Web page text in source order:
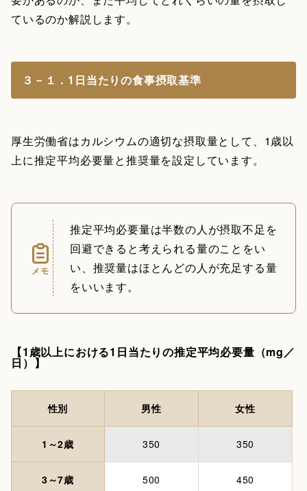
ているのか解説します。
３－１．1日当たりの食事摂取基準
厚生労働省はカルシウムの適切な摂取量として、1歳以
上に推定平均必要量と推奨量を設定しています。
メモ
推定平均必要量は半数の人が摂取不足を
回避できると考えられる量のことをい
い、推奨量はほとんどの人が充足する量
をいいます。
【1歳以上における1日当たりの推定平均必要量（mg／
日）】
性別 男性 女性
1～2歳 350 350
3～7歳 500 450